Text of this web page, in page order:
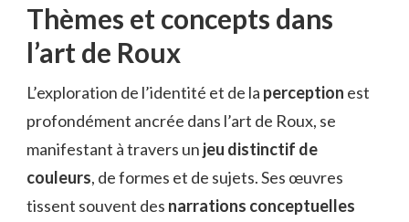
Thèmes et concepts dans
l’art de Roux
L’exploration de l’identité et de la perception est
profondément ancrée dans l’art de Roux, se
manifestant à travers un jeu distinctif de
couleurs, de formes et de sujets. Ses œuvres
tissent souvent des narrations conceptuelles